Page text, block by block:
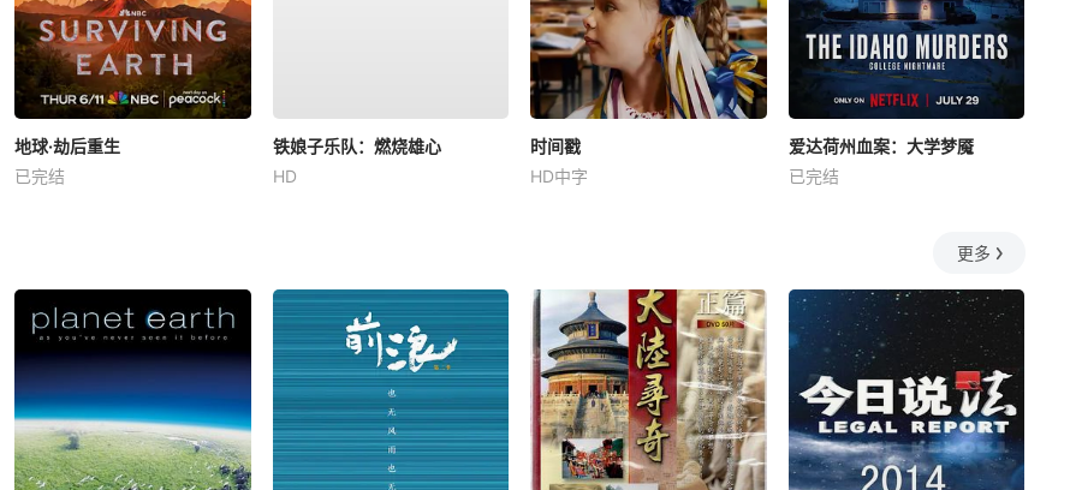
地球·劫后重生
已完结
铁娘子乐队：燃烧雄心
HD
时间戳
HD中字
爱达荷州血案：大学梦魇
已完结
更多